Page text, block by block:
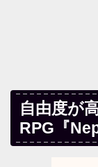
自由度が
RPG『